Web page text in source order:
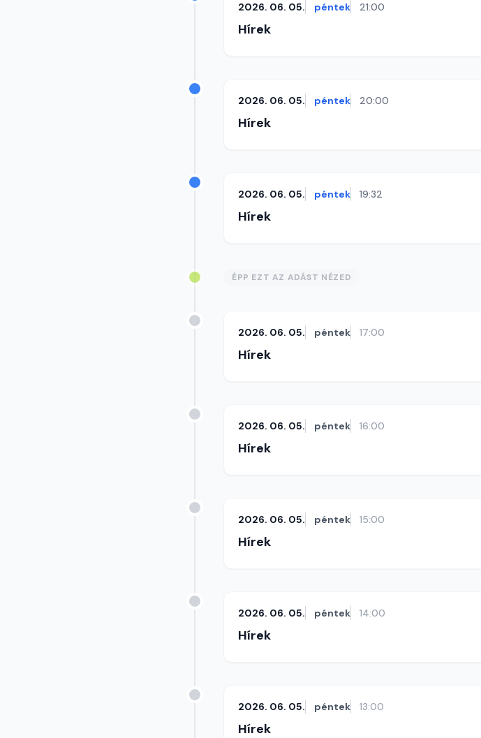
2026. 06. 05. péntek 21:00
Hírek
2026. 06. 05. péntek 20:00
Hírek
2026. 06. 05. péntek 19:32
Hírek
ÉPP EZT AZ ADÁST NÉZED
2026. 06. 05. péntek 17:00
Hírek
2026. 06. 05. péntek 16:00
Hírek
2026. 06. 05. péntek 15:00
Hírek
2026. 06. 05. péntek 14:00
Hírek
2026. 06. 05. péntek 13:00
Hírek